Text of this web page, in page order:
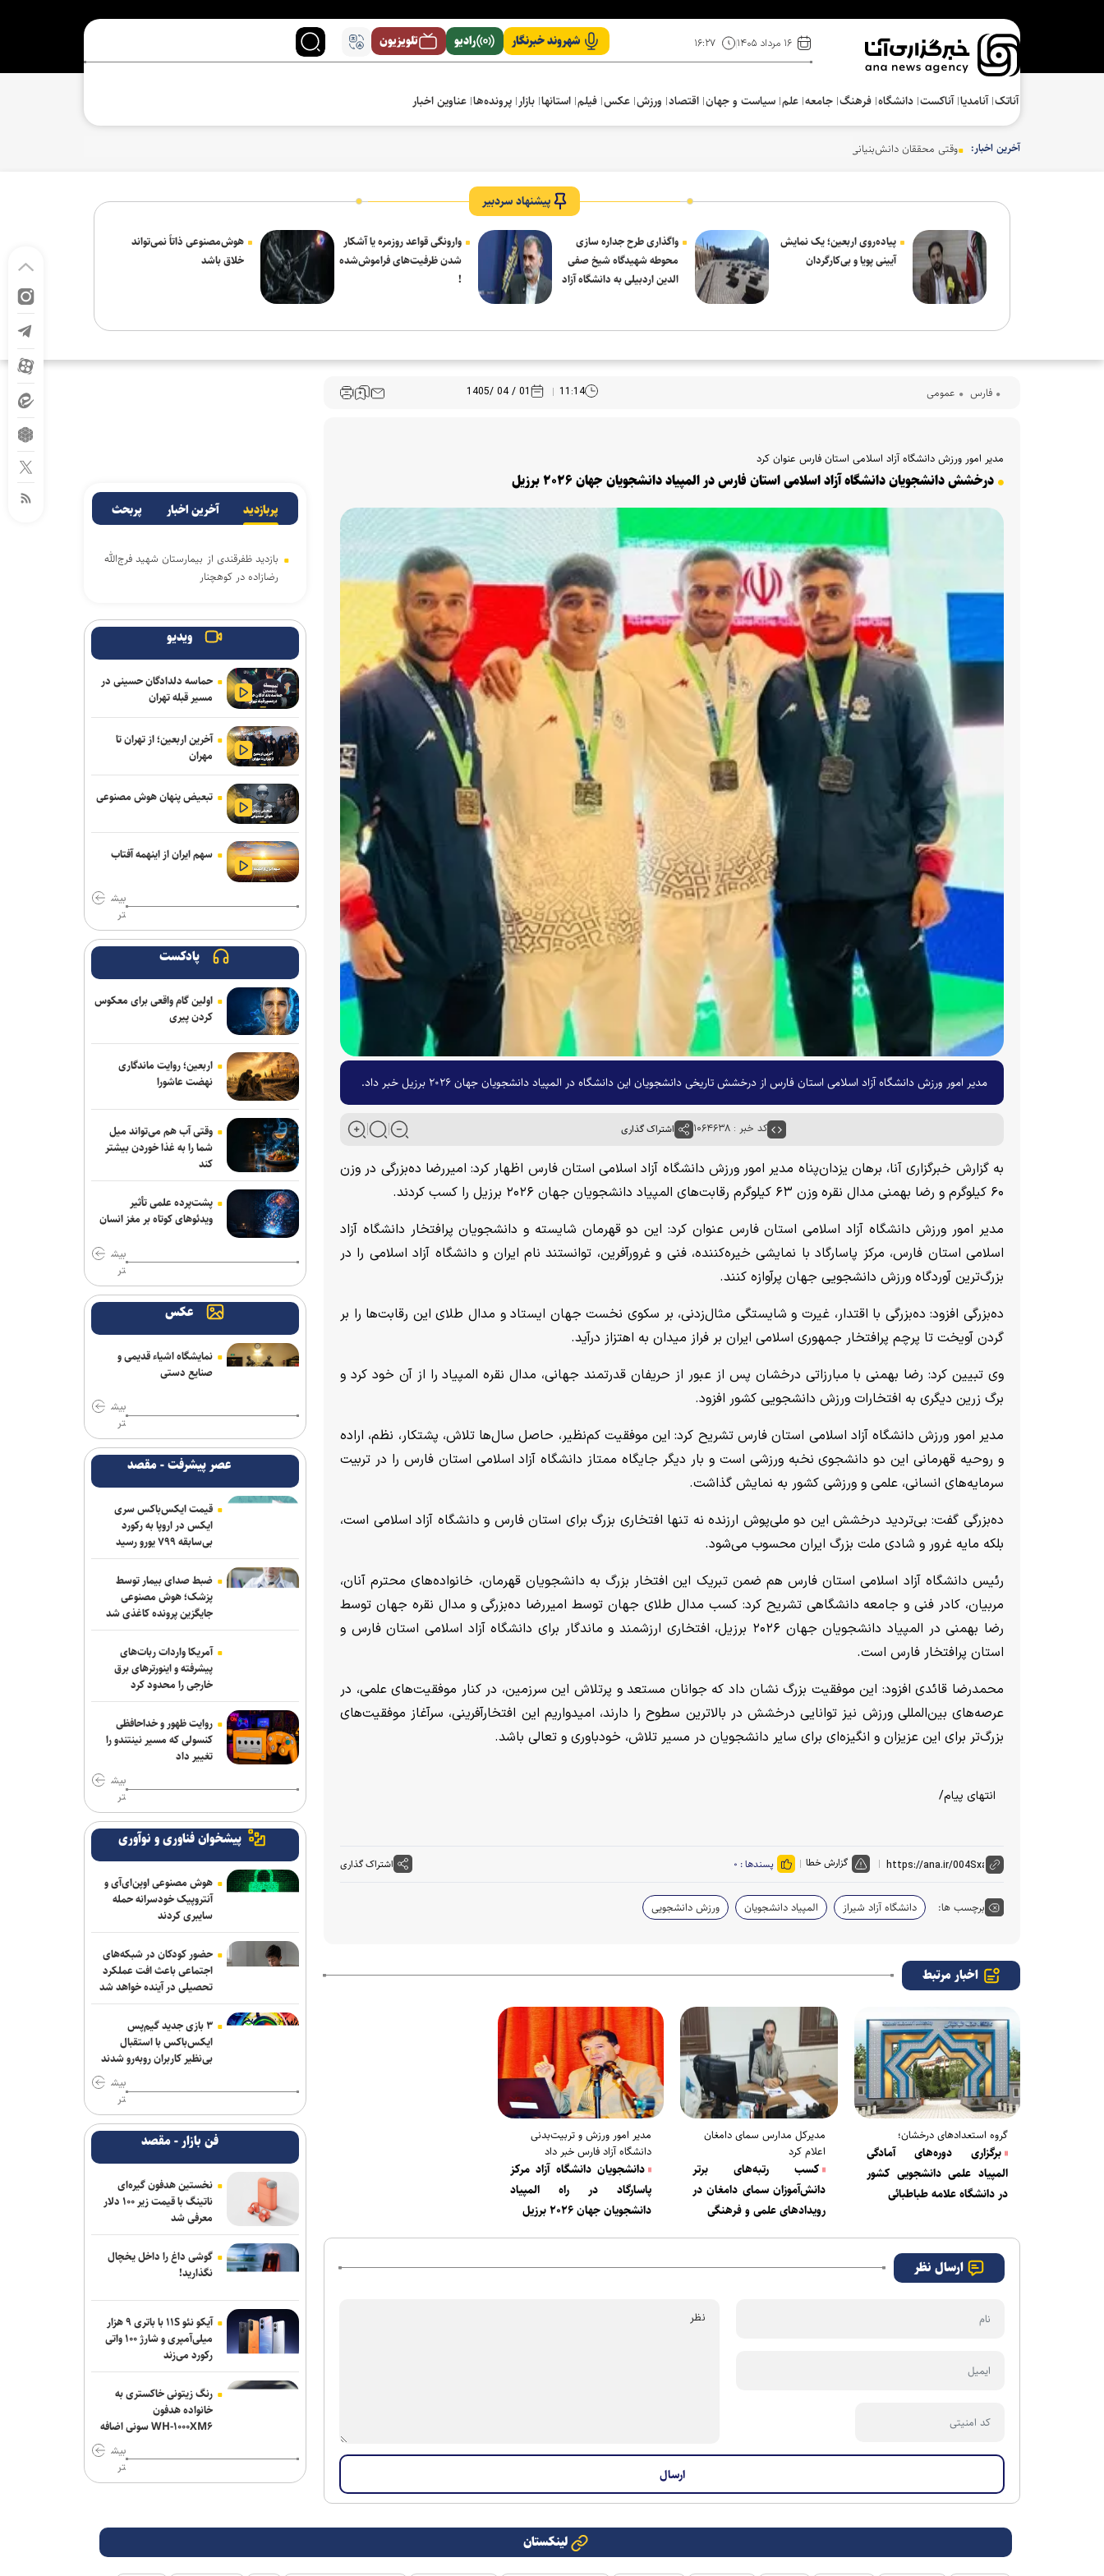
۱۶ مرداد ۱۴۰۵ ۱۶:۲۷ شهروند خبرنگار رادیو تلویزیون
آناتک آنامدیا آناکست دانشگاه فرهنگ‌ جامعه علم سیاست و جهان اقتصاد ورزش عکس فیلم استانها بازار پرونده‌ها عناوین اخبار
آخرین اخبار: وقتی محققان دانش‌بنیانی تحریم‌های اروپایی‌ آمریکایی‌ را فلج می‌کنند
پیشنهاد سردبیر
پیاده‌روی اربعین؛ یک نمایش
آیینی پویا و بی‌کارگردان
واگذاری طرح جداره سازی
محوطه شهیدگاه شیخ صفی
الدین اردبیلی به دانشگاه آزاد
وارونگی قواعد روزمره یا آشکار
شدن ظرفیت‌های فراموش‌شده
!
هوش‌مصنوعی ذاتاً نمی‌تواند
خلاق باشد
فارس عمومی 11:14
01 / 04 /1405
مدیر امور ورزش دانشگاه آزاد اسلامی استان فارس عنوان کرد
درخشش دانشجویان دانشگاه آزاد اسلامی استان فارس در المپیاد دانشجویان جهان ۲۰۲۶ برزیل
مدیر امور ورزش دانشگاه آزاد اسلامی استان فارس از درخشش تاریخی دانشجویان این دانشگاه در المپیاد دانشجویان جهان ۲۰۲۶ برزیل خبر داد.
کد خبر : ۱۰۶۴۶۳۸ اشتراک گذاری
به گزارش خبرگزاری آنا، برهان یزدان‌پناه مدیر امور ورزش دانشگاه آزاد اسلامی استان فارس اظهار کرد: امیررضا ده‌بزرگی در وزن
۶۰ کیلوگرم و رضا بهمنی مدال نقره وزن ۶۳ کیلوگرم رقابت‌های المپیاد دانشجویان جهان ۲۰۲۶ برزیل را کسب کردند.
مدیر امور ورزش دانشگاه آزاد اسلامی استان فارس عنوان کرد: این دو قهرمان شایسته و دانشجویان پرافتخار دانشگاه آزاد
اسلامی استان فارس، مرکز پاسارگاد با نمایشی خیره‌کننده، فنی و غرورآفرین، توانستند نام ایران و دانشگاه آزاد اسلامی را در
بزرگ‌ترین آوردگاه ورزش دانشجویی جهان پرآوازه کنند.
ده‌بزرگی افزود: ده‌بزرگی با اقتدار، غیرت و شایستگی مثال‌زدنی، بر سکوی نخست جهان ایستاد و مدال طلای این رقابت‌ها را بر
گردن آویخت تا پرچم پرافتخار جمهوری اسلامی ایران بر فراز میدان به اهتزاز درآید.
وی تبیین کرد: رضا بهمنی با مبارزاتی درخشان پس از عبور از حریفان قدرتمند جهانی، مدال نقره المپیاد را از آن خود کرد و
برگ زرین دیگری به افتخارات ورزش دانشجویی کشور افزود.
مدیر امور ورزش دانشگاه آزاد اسلامی استان فارس تشریح کرد: این موفقیت کم‌نظیر، حاصل سال‌ها تلاش، پشتکار، نظم، اراده
و روحیه قهرمانی این دو دانشجوی نخبه ورزشی است و بار دیگر جایگاه ممتاز دانشگاه آزاد اسلامی استان فارس را در تربیت
سرمایه‌های انسانی، علمی و ورزشی کشور به نمایش گذاشت.
ده‌بزرگی گفت: بی‌تردید درخشش این دو ملی‌پوش ارزنده نه تنها افتخاری بزرگ برای استان فارس و دانشگاه آزاد اسلامی است،
بلکه مایه غرور و شادی ملت بزرگ ایران محسوب می‌شود.
رئیس دانشگاه آزاد اسلامی استان فارس هم ضمن تبریک این افتخار بزرگ به دانشجویان قهرمان، خانواده‌های محترم آنان،
مربیان، کادر فنی و جامعه دانشگاهی تشریح کرد: کسب مدال طلای جهان توسط امیررضا ده‌بزرگی و مدال نقره جهان توسط
رضا بهمنی در المپیاد دانشجویان جهان ۲۰۲۶ برزیل، افتخاری ارزشمند و ماندگار برای دانشگاه آزاد اسلامی استان فارس و
استان پرافتخار فارس است.
محمدرضا قائدی افزود: این موفقیت بزرگ نشان داد که جوانان مستعد و پرتلاش این سرزمین، در کنار موفقیت‌های علمی، در
عرصه‌های بین‌المللی ورزش نیز توانایی درخشش در بالاترین سطوح را دارند، امیدواریم این افتخارآفرینی، سرآغاز موفقیت‌های
بزرگ‌تر برای این عزیزان و انگیزه‌ای برای سایر دانشجویان در مسیر تلاش، خودباوری و تعالی باشد.
انتهای پیام/
گزارش خطا پسندها : ۰ اشتراک گذاری
برچسب ها: دانشگاه آزاد شیراز المپیاد دانشجویان ورزش دانشجویی
اخبار مرتبط
گروه استعداد‌های درخشان؛
برگزاری دوره‌های آمادگی
المپیاد علمی دانشجویی کشور
در دانشگاه علامه طباطبائی
مدیرکل مدارس سمای دامغان
اعلام کرد
کسب رتبه‌های برتر
دانش‌آموزان سمای دامغان در
رویدادهای علمی و فرهنگی
مدیر امور ورزش و تربیت‌بدنی
دانشگاه آزاد فارس خبر داد
دانشجویان دانشگاه آزاد مرکز
پاسارگاد در راه المپیاد
دانشجویان جهان ۲۰۲۶ برزیل
ارسال نظر
پربازدید آخرین اخبار پربحث
بازدید ظفرقندی از بیمارستان شهید فرج‌الله
رضازاده در کوهچنار
ویدیو
حماسه دلدادگان حسینی در
مسیر قبله تهران
آخرین اربعین؛ از تهران تا
مهران
تبعیض پنهان هوش مصنوعی
سهم ایران از اینهمه آفتاب
بیش
تر
پادکست
اولین گام واقعی برای معکوس
کردن پیری
اربعین؛ روایت ماندگاری
نهضت عاشورا
وقتی آب هم می‌تواند میل
شما را به غذا خوردن بیشتر
کند
پشت‌پرده علمی تأثیر
ویدئو‌های کوتاه بر مغز انسان
بیش
تر
عکس
نمایشگاه اشیاء قدیمی و
صنایع دستی
بیش
تر
عصر پیشرفت - مقصد
قیمت ایکس‌باکس سری
ایکس در اروپا به رکورد
بی‌سابقه ۷۹۹ یورو رسید
ضبط صدای بیمار توسط
پزشک؛ هوش مصنوعی
جایگزین پرونده کاغذی شد
آمریکا واردات ربات‌های
پیشرفته و اینورترهای برق
خارجی را محدود کرد
روایت ظهور و خداحافظی
کنسولی که مسیر نینتندو را
تغییر داد
بیش
تر
پیشخوان فناوری و نوآوری
هوش مصنوعی اوپن‌ای‌آی و
آنتروپیک خودسرانه حمله
سایبری کردند
حضور کودکان در شبکه‌های
اجتماعی باعث افت عملکرد
تحصیلی در آینده خواهد شد
۳ بازی جدید گیم‌پس
ایکس‌باکس با استقبال
بی‌نظیر کاربران روبه‌رو شدند
بیش
تر
فن بازار - مقصد
نخستین هدفون گیره‌ای
ناتینگ با قیمت زیر ۱۰۰ دلار
معرفی شد
گوشی داغ را داخل یخچال
نگذارید!
آیکو نئو ۱۱S با باتری ۹ هزار
میلی‌آمپری و شارژ ۱۰۰ واتی
رکورد می‌زند
رنگ زیتونی خاکستری به
خانواده هدفون
WH-۱۰۰۰XM۶ سونی اضافه
بیش
تر
لینکستان